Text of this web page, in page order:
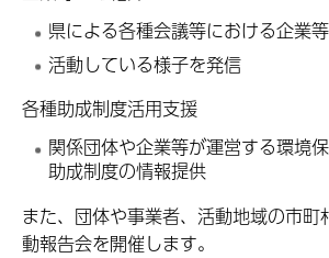
県による各種会議等における企業
活動している様子を発信
各種助成制度活用支援
関係団体や企業等が運営する環境
助成制度の情報提供
また、団体や事業者、活動地域の市町
動報告会を開催します。